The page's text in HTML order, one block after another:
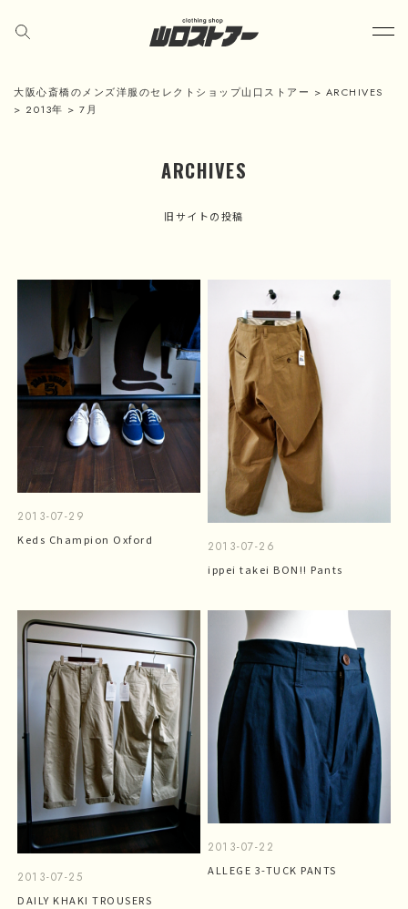
大阪心斎橋のメンズ洋服のセレクトショップ山口ストアー > ARCHIVES
> 2013年 > 7月
ARCHIVES
旧サイトの投稿
2013-07-29
Keds Champion Oxford 2013-07-26
ippei takei BON!! Pants
2013-07-25
DAILY KHAKI TROUSERS
2013-07-22
ALLEGE 3-TUCK PANTS